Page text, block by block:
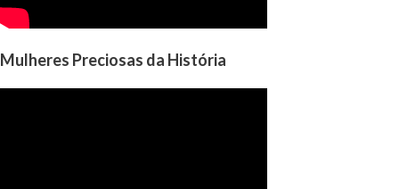
Mulheres Preciosas da História